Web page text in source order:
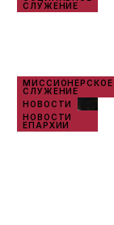
СЛУЖЕНИЕ
МИССИОНЕРСКОЕ
СЛУЖЕНИЕ
НОВОСТИ
НОВОСТИ
ЕПАРХИИ